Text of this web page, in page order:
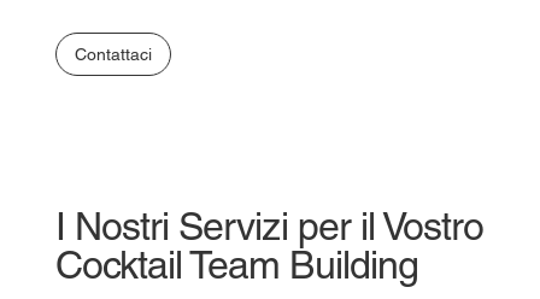
Contattaci
I Nostri Servizi per il Vostro
Cocktail Team Building